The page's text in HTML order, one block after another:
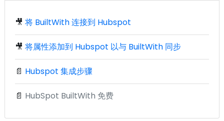
🎥 将 BuiltWith 连接到 Hubspot
🎥 将属性添加到 Hubspot 以与 BuiltWith 同步
📄 Hubspot 集成步骤
📄 HubSpot BuiltWith 免费